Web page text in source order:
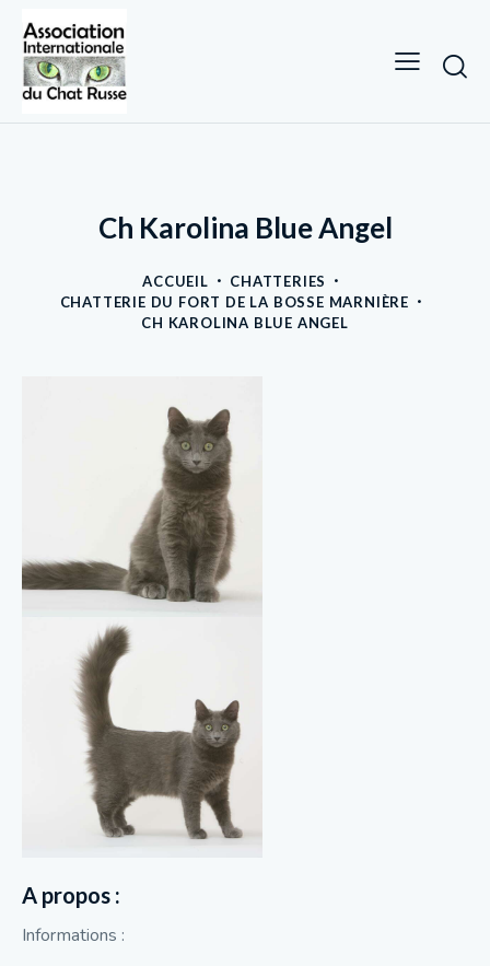
Ch Karolina Blue Angel
ACCUEIL
CHATTERIES
CHATTERIE DU FORT DE LA BOSSE MARNIÈRE
CH KAROLINA BLUE ANGEL
A propos :
Informations :